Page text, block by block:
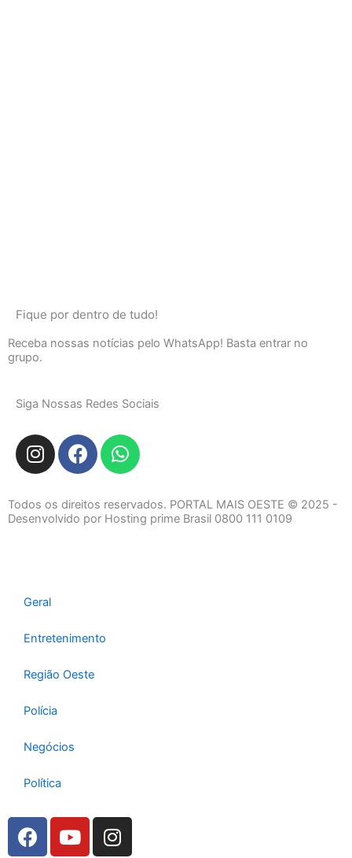
Fique por dentro de tudo!
Receba nossas notícias pelo WhatsApp! Basta entrar no
grupo.
Siga Nossas Redes Sociais
I
n
t
a
m
F
a
e
b
W
h
t
s
Todos os direitos reservados. PORTAL MAIS OESTE © 2025 -
Desenvolvido por Hosting prime Brasil 0800 111 0109
Geral
Entretenimento
Região Oeste
Polícia
Negócios
Política
F
a
Y
o
I
n